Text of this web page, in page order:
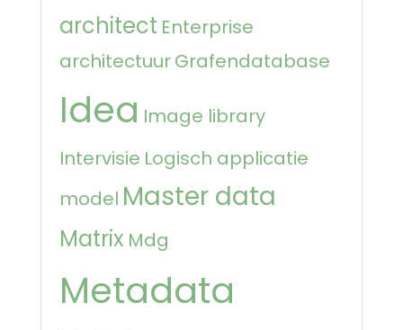
architect Enterprise
architectuurGrafendatabase
Idea Image library
Intervisie Logisch applicatie
model Master data
Matrix Mdg
Metadata